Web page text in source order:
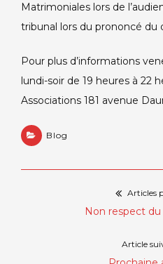
Matrimoniales lors de
tribunal lors du prononcé du
Pour plus d’informations
lundi-soir de 19 heures à 22
Associations 181 avenue
Blog
Navigation
Articles
Previous
Non respect
Article